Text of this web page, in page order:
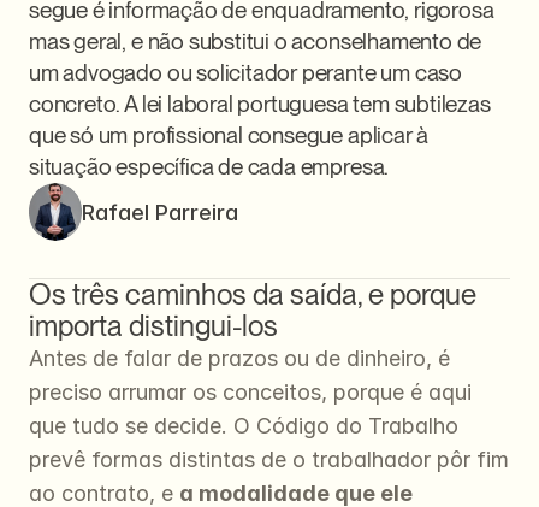
segue é informação de enquadramento, rigorosa
mas geral, e não substitui o aconselhamento de
um advogado ou solicitador perante um caso
concreto. A lei laboral portuguesa tem subtilezas
que só um profissional consegue aplicar à
situação específica de cada empresa.
Rafael Parreira
Os três caminhos da saída, e porque
importa distingui-los
Antes de falar de prazos ou de dinheiro, é
preciso arrumar os conceitos, porque é aqui
que tudo se decide. O Código do Trabalho
prevê formas distintas de o trabalhador pôr fim
ao contrato, e a modalidade que ele